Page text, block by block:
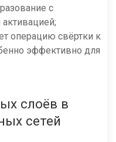
с
операцию свёртки к
эффективно для
слоёв в
сетей